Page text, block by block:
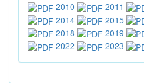
2010
2011
2014
2015
2018
2019
2022
2023